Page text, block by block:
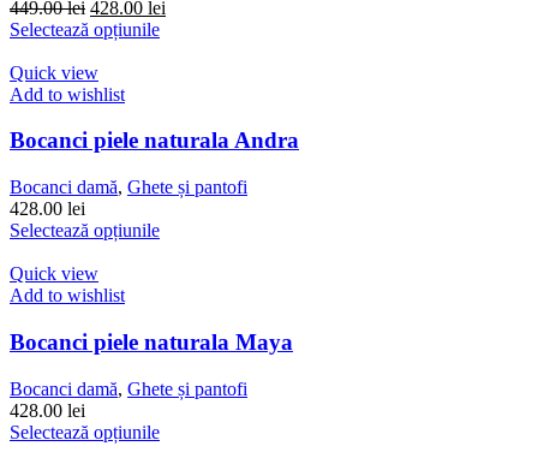
449.00lei Prețul
inițial
fost:
449.00 lei.
428.00 lei
Selectează opțiunileAcest
variații.
pot
fi
în
Quick view
Add to wishlist
Bocanci piele naturala Andra
Bocanci damă, Ghete și pantofi
428.00 lei
Selectează opțiunileAcest
variații.
Opțiunile
pot
fi
în
Quick view
Add to wishlist
Bocanci piele naturala Maya
Bocanci damă, Ghete și pantofi
428.00 lei
Selectează opțiunileAcest